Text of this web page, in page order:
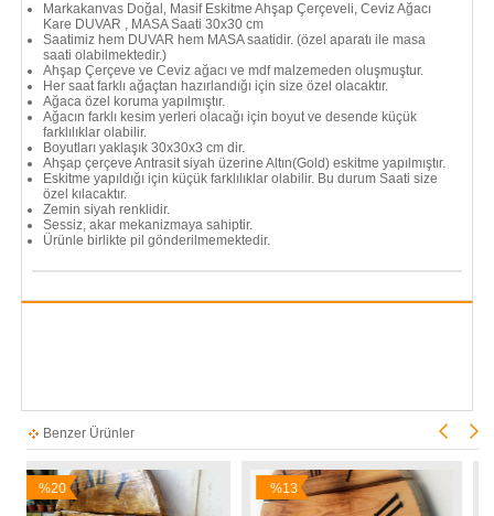
Markakanvas Doğal, Masif Eskitme Ahşap Çerçeveli, Ceviz Ağacı
Kare DUVAR , MASA Saati 30x30 cm
Saatimiz hem DUVAR hem MASA saatidir. (özel aparatı ile masa
saati olabilmektedir.)
Ahşap Çerçeve ve Ceviz ağacı ve mdf malzemeden oluşmuştur.
Her saat farklı ağaçtan hazırlandığı için size özel olacaktır.
Ağaca özel koruma yapılmıştır.
Ağacın farklı kesim yerleri olacağı için boyut ve desende küçük
farklılıklar olabilir.
Boyutları yaklaşık 30x30x3 cm dir.
Ahşap çerçeve Antrasit siyah üzerine Altın(Gold) eskitme yapılmıştır.
Eskitme yapıldığı için küçük farklılıklar olabilir. Bu durum Saati size
özel kılacaktır.
Zemin siyah renklidir.
Sessiz, akar mekanizmaya sahiptir.
Ürünle birlikte pil gönderilmemektedir.
Benzer Ürünler
%13
%14